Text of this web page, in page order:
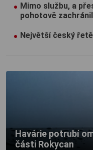
Mimo službu, a
pohotově
Největší český
Havárie potrubí
části Rokycan